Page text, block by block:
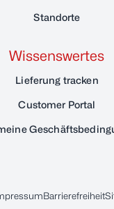
Standorte
Wissenswertes
Lieferung tracken
Customer Portal
Barrierefreiheit